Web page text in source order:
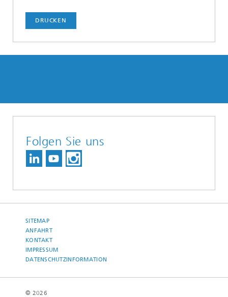
DRUCKEN
Folgen Sie uns
SITEMAP
ANFAHRT
KONTAKT
IMPRESSUM
DATENSCHUTZINFORMATION
© 2026